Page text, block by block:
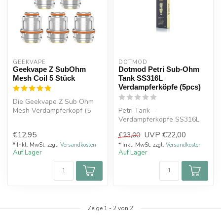
GEEKVAPE
Geekvape Z SubOhm
Mesh Coil 5 Stück
Die Geekvape Z Sub Ohm
Mesh Verdampferkopf (5
€12,95
* Inkl. MwSt. zzgl. Versandkosten
Auf Lager
DOTMOD
Dotmod Petri Sub-Ohm
Tank SS316L
Verdampferköpfe (5pcs)
Petri Tank -
Verdampferköpfe SS316L
€23,00 UVP €22,00
* Inkl. MwSt. zzgl. Versandkosten
Auf Lager
Zeige 1 - 2von 2